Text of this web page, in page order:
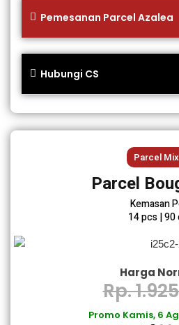
Pemesanan Parcel Azalea
Hubungi CS
Parcel
Parcel
Kemasan
14 pcs | 90
Harga
Rp.
Promo Kamis, 6